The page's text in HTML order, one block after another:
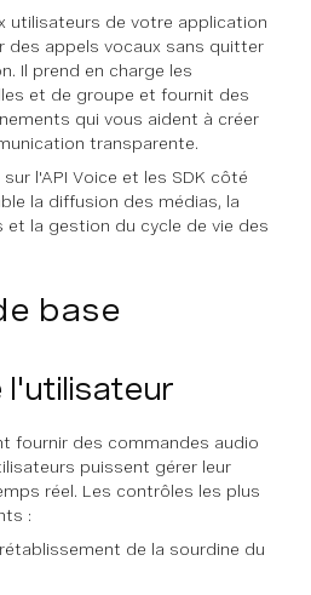
utilisateurs de votre application
des appels vocaux sans quitter
Il prend en charge les
et de groupe et fournit des
qui vous aident à créer
transparente.
l'API Voice et les SDK côté
la diffusion des médias, la
et la gestion du cycle de vie des
base
l'utilisateur
fournir des commandes audio
puissent gérer leur
réel. Les contrôles les plus
:
de la sourdine du